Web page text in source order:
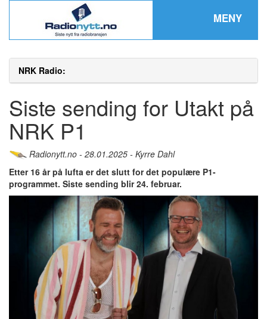
MENY
NRK Radio:
Siste sending for Utakt på
NRK P1
Radionytt.no - 28.01.2025 - Kyrre Dahl
Etter 16 år på lufta er det slutt for det populære P1-
programmet. Siste sending blir 24. februar.